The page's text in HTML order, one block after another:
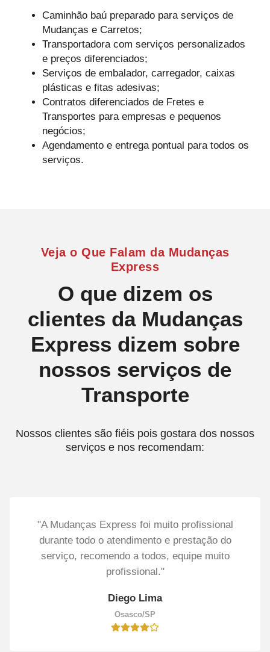
Caminhão baú preparado para serviços de
Mudanças e Carretos;
Transportadora com serviços personalizados
e preços diferenciados;
Serviços de embalador, carregador, caixas
plásticas e fitas adesivas;
Contratos diferenciados de Fretes e
Transportes para empresas e pequenos
negócios;
Agendamento e entrega pontual para todos os
serviços.
Veja o Que Falam da Mudanças
Express
O que dizem os
clientes da Mudanças
Express dizem sobre
nossos serviços de
Transporte
Nossos clientes são fiéis pois gostara dos nossos
serviços e nos recomendam:
"A Mudanças Express foi muito profissional
durante todo o atendimento e prestação do
serviço, recomendo a todos, equipe muito
profissional."
Diego Lima
Osasco/SP